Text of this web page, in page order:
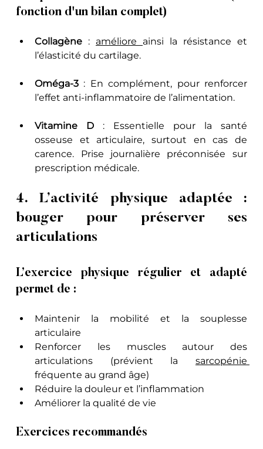
fonction d'un bilan complet)
Collagène : améliore ainsi la résistance et
l’élasticité du cartilage.
Oméga-3 : En complément, pour renforcer
l’effet anti-inflammatoire de l’alimentation.
Vitamine D : Essentielle pour la santé
osseuse et articulaire, surtout en cas de
carence. Prise journalière préconnisée sur
prescription médicale.
4. L’activité physique adaptée :
bouger pour préserver ses
articulations
L’exercice physique régulier et adapté
permet de :
Maintenir la mobilité et la souplesse
articulaire
Renforcer les muscles autour des
articulations (prévient la
fréquente au grand âge)
Réduire la douleur et l’inflammation
Améliorer la qualité de vie
Exercices recommandés